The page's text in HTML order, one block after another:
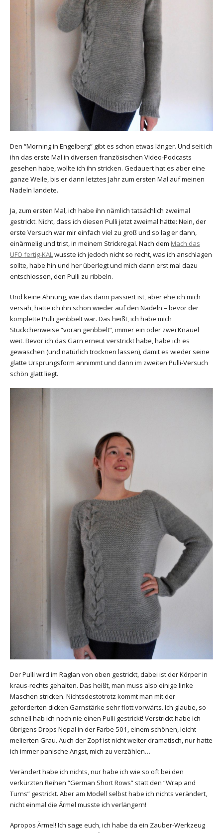
Den “Morning in Engelberg” gibt es schon etwas länger. Und seit ich
ihn das erste Mal in diversen französischen Video-Podcasts
gesehen habe, wollte ich ihn stricken. Gedauert hat es aber eine
ganze Weile, bis er dann letztes Jahr zum ersten Mal auf meinen
Nadeln landete.
Ja, zum ersten Mal, ich habe ihn nämlich tatsächlich zweimal
gestrickt. Nicht, dass ich diesen Pulli jetzt zweimal hätte: Nein, der
erste Versuch war mir einfach viel zu groß und so lag er dann,
einärmelig und trist, in meinem Strickregal. Nach dem Mach das
UFO fertig-KALwusste ich jedoch nicht so recht, was ich anschlagen
sollte, habe hin und her überlegt und mich dann erst mal dazu
entschlossen, den Pulli zu ribbeln.
Und keine Ahnung, wie das dann passiert ist, aber ehe ich mich
versah, hatte ich ihn schon wieder auf den Nadeln – bevor der
komplette Pulli geribbelt war. Das heißt, ich habe mich
Stückchenweise “voran geribbelt”, immer ein oder zwei Knäuel
weit. Bevor ich das Garn erneut verstrickt habe, habe ich es
gewaschen (und natürlich trocknen lassen), damit es wieder seine
glatte Ursprungsform annimmt und dann im zweiten Pulli-Versuch
schön glatt liegt.
Der Pulli wird im Raglan von oben gestrickt, dabei ist der Körper in
kraus-rechts gehalten. Das heißt, man muss also einige linke
Maschen stricken. Nichtsdestotrotz kommt man mit der
geforderten dicken Garnstärke sehr flott vorwärts. Ich glaube, so
schnell hab ich noch nie einen Pulli gestrickt! Verstrickt habe ich
übrigens Drops Nepal in der Farbe 501, einem schönen, leicht
melierten Grau. Auch der Zopf ist nicht weiter dramatisch, nur hatte
ich immer panische Angst, mich zu verzählen…
Verändert habe ich nichts, nur habe ich wie so oft bei den
verkürzten Reihen “German Short Rows” statt den “Wrap and
Turns” gestrickt. Aber am Modell selbst habe ich nichts verändert,
nicht einmal die Ärmel musste ich verlängern!
Apropos Ärmel! Ich sage euch, ich habe da ein Zauber-Werkzeug